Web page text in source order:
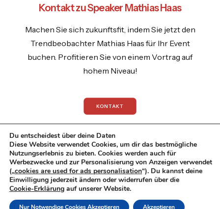
Kontakt zu Speaker Mathias Haas
Machen Sie sich zukunftsfit, indem Sie jetzt den
Trendbeobachter Mathias Haas für Ihr Event
buchen. Profitieren Sie von einem Vortrag auf
hohem Niveau!
KONTAKT
© 2026 Mathias Haas.All rights reserved
Datenschutzrichtlinie|Impressum
Datenschutzerklaerung
Du entscheidest über deine Daten
Diese Website verwendet Cookies, um dir das bestmögliche
Nutzungserlebnis zu bieten. Cookies werden auch für
Werbezwecke und zur Personalisierung von Anzeigen verwendet
(„cookies are used for ads personalisation“). Du kannst deine
Einwilligung jederzeit ändern oder widerrufen über die
Cookie-Erklärung auf unserer Website.
Akzeptieren
Nur Notwendige Cookies Akzeptieren